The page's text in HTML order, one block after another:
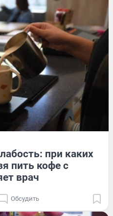
при каких
пить кофе с
врач
Обсудить